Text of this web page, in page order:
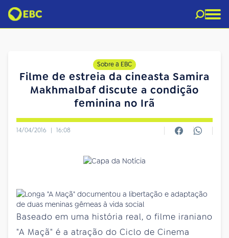
Sobre a EBC
Filme de estreia da cineasta Samira
Makhmalbaf discute a condição
feminina no Irã
14/04/2016 | 16:08
Baseado em uma história real, o filme iraniano
"A Maçã" é a atração do Ciclo de Cinema